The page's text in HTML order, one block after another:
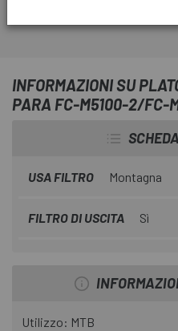
INFORMAZIONI SU
PARA FC-M5100-2/FC-
USA FILTRO Montagna
FILTRO DI USCITA Sì
Utilizzo: MTB